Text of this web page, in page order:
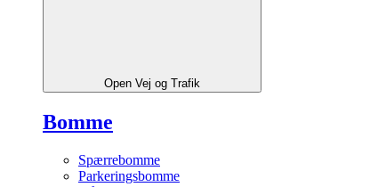
Open Vej og Trafik
Bomme
Spærrebomme
Parkeringsbomme